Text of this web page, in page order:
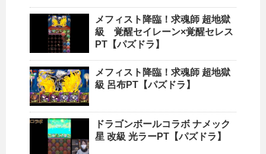
メフィスト降臨！求魂師 超地獄
級 覚醒セイレーン×覚醒セレス
PT【パズドラ】
メフィスト降臨！求魂師 超地獄
級 呂布PT【パズドラ】
ドラゴンボールコラボ ナメック
星 改級 光ラーPT【パズドラ】